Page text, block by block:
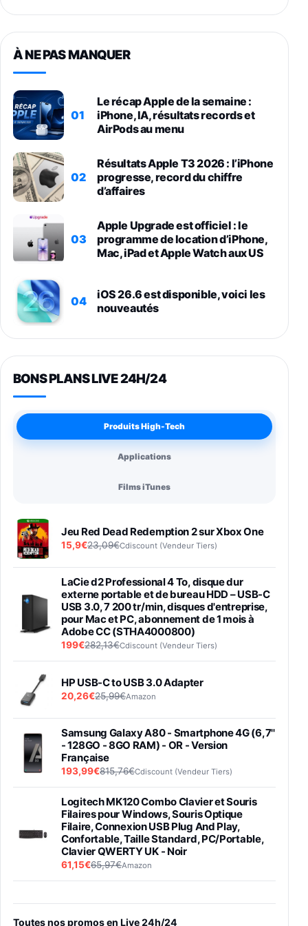
À NE PAS MANQUER
01
Le récap Apple de la semaine :
iPhone, IA, résultats records et
AirPods au menu
02
Résultats Apple T3 2026 : l’iPhone
progresse, record du chiffre
d’affaires
03
Apple Upgrade est officiel : le
programme de location d’iPhone,
Mac, iPad et Apple Watch aux US
04
iOS 26.6 est disponible, voici les
nouveautés
BONS PLANS LIVE 24H/24
Produits High-Tech
Applications
Films iTunes
Jeu Red Dead Redemption 2 sur Xbox One
15,9€23,09€Cdiscount (Vendeur Tiers)
LaCie d2 Professional 4 To, disque dur
externe portable et de bureau HDD – USB-C
USB 3.0, 7 200 tr/min, disques d'entreprise,
pour Mac et PC, abonnement de 1 mois à
Adobe CC (STHA4000800)
199€282,13€Cdiscount (Vendeur Tiers)
HP USB-C to USB 3.0 Adapter
20,26€25,99€Amazon
Samsung Galaxy A80 - Smartphone 4G (6,7''
- 128GO - 8GO RAM) - OR - Version
Française
193,99€815,76€Cdiscount (Vendeur Tiers)
Logitech MK120 Combo Clavier et Souris
Filaires pour Windows, Souris Optique
Filaire, Connexion USB Plug And Play,
Confortable, Taille Standard, PC/Portable,
Clavier QWERTY UK - Noir
61,15€65,97€Amazon
entraénement direct 3 vitesses (33-45-78
trs/min) avec pre-ampli intégré et port USB
Toutes nos promos en Live 24h/24